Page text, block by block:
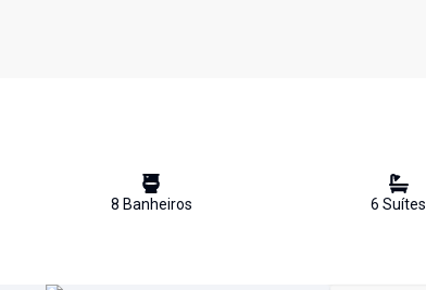
8 Banheiros 6 Suítes